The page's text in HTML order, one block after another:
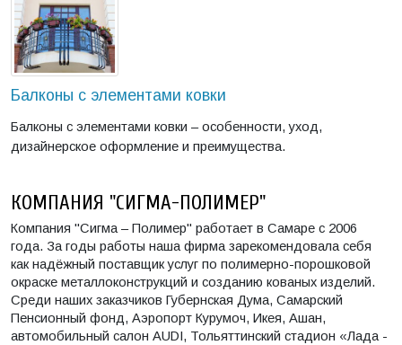
Балконы с элементами ковки
Балконы с элементами ковки – особенности, уход,
дизайнерское оформление и преимущества.
КОМПАНИЯ "СИГМА-ПОЛИМЕР"
Компания "Сигма – Полимер" работает в Самаре с 2006
года. За годы работы наша фирма зарекомендовала себя
как надёжный поставщик услуг по полимерно-порошковой
окраске металлоконструкций и созданию кованых изделий.
Среди наших заказчиков Губернская Дума, Самарский
Пенсионный фонд, Аэропорт Курумоч, Икея, Ашан,
автомобильный салон AUDI, Тольяттинский стадион «Лада -